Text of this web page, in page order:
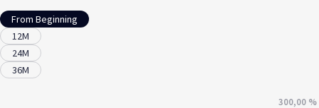
From Beginning
12M
24M
36M